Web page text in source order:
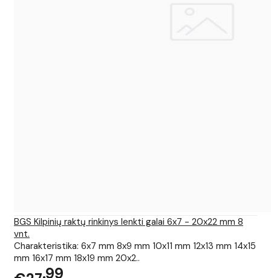
BGS Kilpinių raktų rinkinys lenkti galai 6x7 - 20x22 mm 8
vnt.
Charakteristika: 6x7 mm 8x9 mm 10x11 mm 12x13 mm 14x15
mm 16x17 mm 18x19 mm 20x2..
99